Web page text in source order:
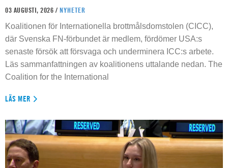
03 AUGUSTI, 2026 / NYHETER
Koalitionen för Internationella brottmålsdomstolen (CICC),
där Svenska FN-förbundet är medlem, fördömer USA:s
senaste försök att försvaga och underminera ICC:s arbete.
Läs sammanfattningen av koalitionens uttalande nedan. The
Coalition for the International
LÄS MER